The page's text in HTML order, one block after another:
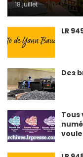
18 juillet
LR
Des
Tous